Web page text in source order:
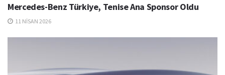
Mercedes-Benz Türkiye, Tenise Ana Sponsor Oldu
11 NISAN 2026